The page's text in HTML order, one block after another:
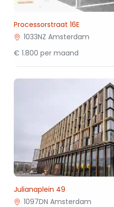
Processorstraat 16E
1033NZ Amsterdam
€ 1.800 per maand
Julianaplein 49
1097DN Amsterdam